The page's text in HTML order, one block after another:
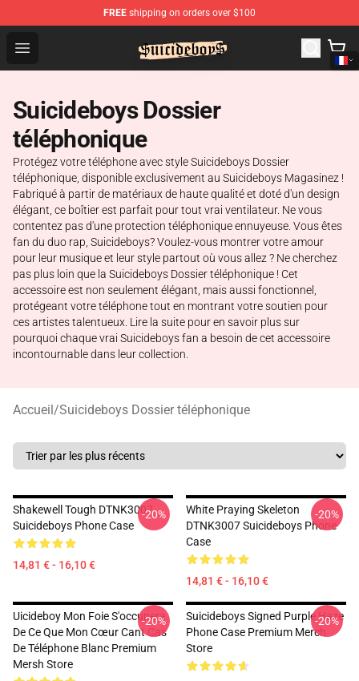
FREE shipping on orders over $100
Open menu
$uicideboy$ Shop - Official $uicideboy$ Merchandise
Suicideboys Dossier
téléphonique
Protégez votre téléphone avec style Suicideboys Dossier
téléphonique, disponible exclusivement au Suicideboys Magasinez !
Fabriqué à partir de matériaux de haute qualité et doté d'un design
élégant, ce boîtier est parfait pour tout vrai ventilateur. Ne vous
contentez pas d'une protection téléphonique ennuyeuse. Vous êtes
fan du duo rap, Suicideboys? Voulez-vous montrer votre amour
pour leur musique et leur style partout où vous allez ? Ne cherchez
pas plus loin que la Suicideboys Dossier téléphonique ! Cet
accessoire est non seulement élégant, mais aussi fonctionnel,
protégeant votre téléphone tout en montrant votre soutien pour
ces artistes talentueux. Lire la suite pour en savoir plus sur
pourquoi chaque vrai Suicideboys fan a besoin de cet accessoire
incontournable dans leur collection.
Accueil/Suicideboys Dossier téléphonique
Shakewell Tough DTNK3007
Suicideboys Phone Case
14,81 € - 16,10 €
-20%
White Praying Skeleton
DTNK3007 Suicideboys Phone
Case
14,81 € - 16,10 €
-20%
Uicideboy Mon Foie S'occupera
De Ce Que Mon Cœur Cant Cas
De Téléphone Blanc Premium
Mersh Store
-20%
Suicideboys Signed Purple Haze
Phone Case Premium Merch
Store
-20%